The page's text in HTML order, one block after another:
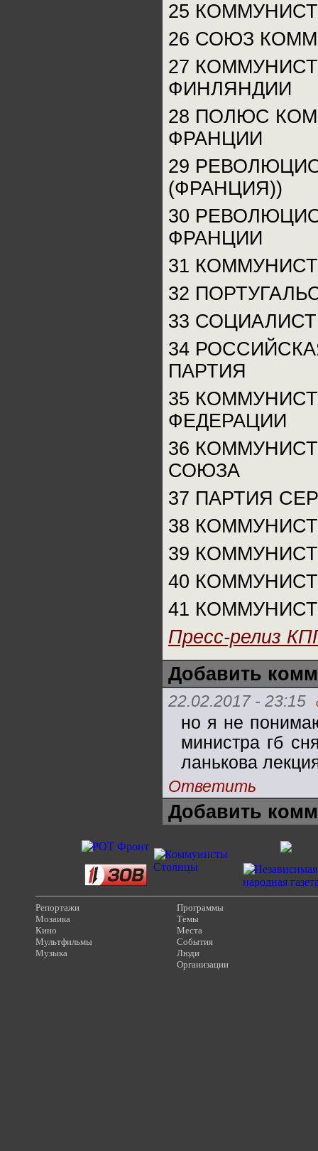
25
26 СОЮЗ
27
ФИНЛЯНДИИ
28 ПОЛЮС
ФРАНЦИИ
29
(ФРАНЦИЯ))
30
ФРАНЦИИ
31
32
33
34
ПАРТИЯ
35
ФЕДЕРАЦИИ
36
СОЮЗА
37 ПАРТИЯ
38
39
40
41
Пресс-релиз
Добавить
22.02.2017 - 23:15
но я не
министра гб
ланькова
Ответить
Добавить
Репортажи
Мозаика
Кино
Мультфильмы
Музыка
Программы
Темы
Места
События
Люди
Организации